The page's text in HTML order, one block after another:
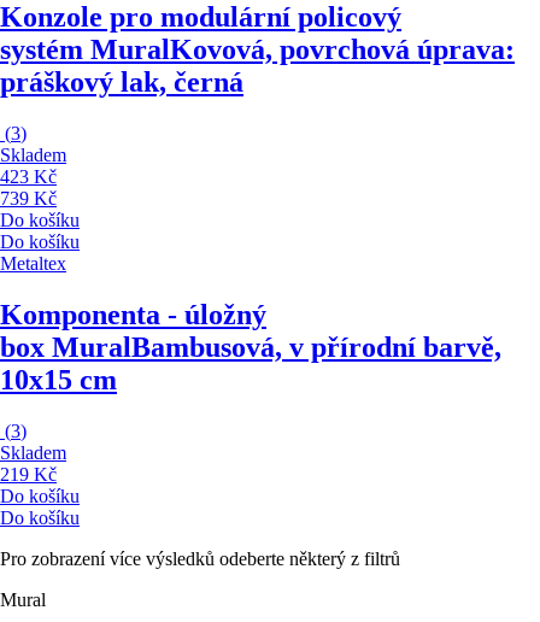
Konzole pro modulární policový
systém MuralKovová, povrchová úprava:
práškový lak, černá
(3)
Skladem
423 Kč
739 Kč
Do košíku
Do košíku
Metaltex
Komponenta - úložný
box MuralBambusová, v přírodní barvě,
10x15 cm
(3)
Skladem
219 Kč
Do košíku
Do košíku
Pro zobrazení více výsledků odeberte některý z filtrů
Mural